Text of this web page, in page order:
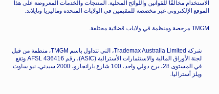
الاستخدام مخالفًا للقوانين واللوائح المحلية. المنتجات والخدمات المعروضة على هذا
الموقع الإلكتروني غير مخصصة للمقيمين في الولايات المتحدة وماليزيا وتايلاند.
TMGM مرخصة ومنظمة في ولايات قضائية مختلفة.
شركة Trademax Australia Limited، التي تتداول باسم TMGM، منظمة من قبل
لجنة الأوراق المالية والاستثمارات الأسترالية (ASIC)، رقم AFSL 436416 وتقع
في المستوى 28، برج دولي واحد، 100 شارع بارانجارو، 2000 سيدني، نيو ساوث
ويلز أستراليا.